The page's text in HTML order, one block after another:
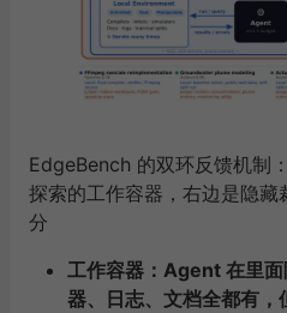
EdgeBench 的双环反馈机制
探索的工作容器，右边是隐
分
工作容器 ：Agent 在里
器、日志、文档全都有，